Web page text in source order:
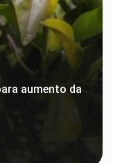
aumento da